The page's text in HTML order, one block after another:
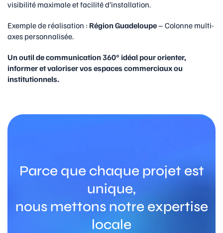
visibilité maximale et facilité d’installation.
Exemple de réalisation : Région Guadeloupe– Colonne multi-
axes personnalisée.
Un outil de communication 360° idéal pour orienter,
informer et valoriser vos espaces commerciaux ou
institutionnels.
Parce que chaque projet est
unique,
nous mettons notre expertise
locale